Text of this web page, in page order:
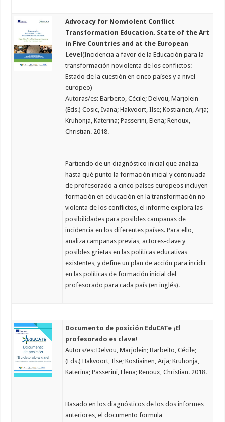
Advocacy for Nonviolent Conflict
Transformation Education. State of the Art
in Five Countries and at the European
Level(Incidencia a favor de la Educación para la
transformación noviolenta de los conflictos:
Estado de la cuestión en cinco países y a nivel
europeo)
Autoras/es: Barbeito, Cécile; Delvou, Marjolein
(Eds.) Cosic, Ivana; Hakvoort, Ilse; Kostiainen, Arja;
Kruhonja, Katerina; Passerini, Elena; Renoux,
Christian. 2018.
Partiendo de un diagnóstico inicial que analiza
hasta qué punto la formación inicial y continuada
de profesorado a cinco países europeos incluyen
formación en educación en la transformación no
violenta de los conflictos, el informe explora las
posibilidades para posibles campañas de
incidencia en los diferentes países. Para ello,
analiza campañas previas, actores-clave y
posibles grietas en las políticas educativas
existentes, y define un plan de acción para incidir
en las políticas de formación inicial del
profesorado para cada país (en inglés).
Documento de posición EduCATe ¡El
profesorado es clave!
Autors/es: Delvou, Marjolein; Barbeito, Cécile;
(Eds.) Hakvoort, Ilse; Kostiainen, Arja; Kruhonja,
Katerina; Passerini, Elena; Renoux, Christian. 2018.
Basado en los diagnósticos de los dos informes
anteriores, el documento formula